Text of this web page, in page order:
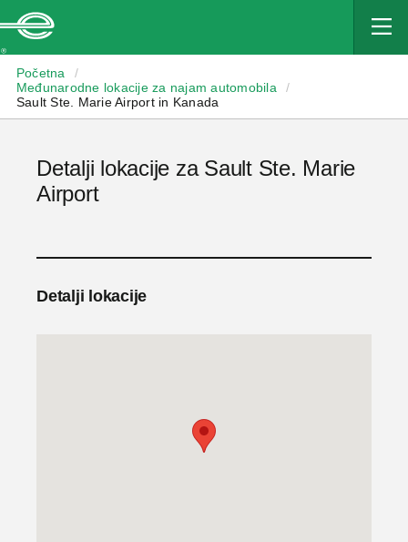
Početna
/
Međunarodne lokacije za najam automobila
/
Sault Ste. Marie Airport in Kanada
Detalji lokacije za Sault Ste. Marie
Airport
Detalji lokacije